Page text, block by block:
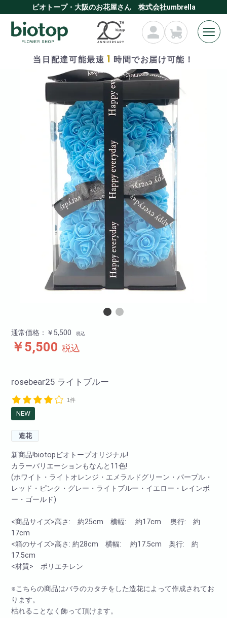
ビオトープ・大阪のお花屋さん 株式会社umbrella
当日配達可能最速 1 時間でお届け可能！
通常価格：￥5,500 税込
￥5,500 税込
rosebear25 ライトブルー
1件
NEW
造花
新商品!biotopビオトープオリジナル!
カラーバリエーションもなんと11色!
(ホワイト・ライトオレンジ・エメラルドグリーン・パープル・
レッド・ピンク・グレー・ライトブルー・イエロー・レインボ
ー・ゴールド)
<商品サイズ>高さ: 約25cm 横幅: 約17cm 奥行: 約
17cm
<箱のサイズ>高さ: 約28cm 横幅: 約17.5cm 奥行: 約
17.5cm
<材質> ポリエチレン
※こちらの商品はバラのカタチをした造花によって作成されてお
ります。
枯れることなく飾って頂けます。